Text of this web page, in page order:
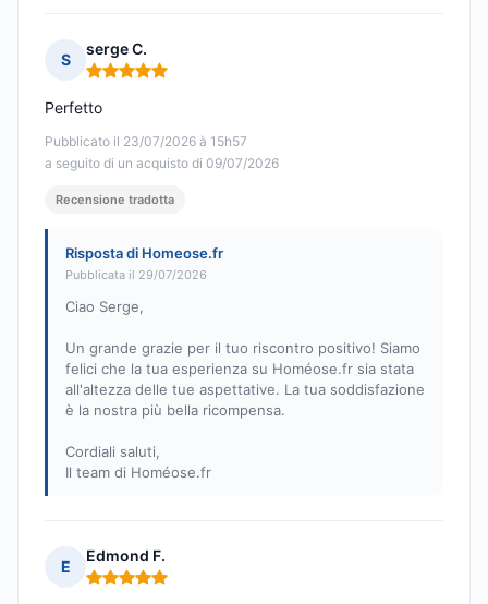
S
serge C.
Nota: 5 su 5
Pubblicato il 23/07/2026 à 15h57
a seguito di un acquisto di 09/07/2026
Perfetto
Recensione tradotta
Risposta di Homeose.fr
Pubblicata il 29/07/2026
Ciao Serge,
Un grande grazie per il tuo riscontro positivo! Siamo
felici che la tua esperienza su Homéose.fr sia stata
all'altezza delle tue aspettative. La tua soddisfazione
è la nostra più bella ricompensa.
Cordiali saluti,
Il team di Homéose.fr
E
Edmond F.
Nota: 5 su 5